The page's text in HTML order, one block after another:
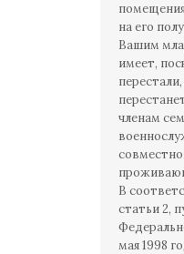
на его
Вашим
имеет,
членам
В
статьи 2,
мая 1998